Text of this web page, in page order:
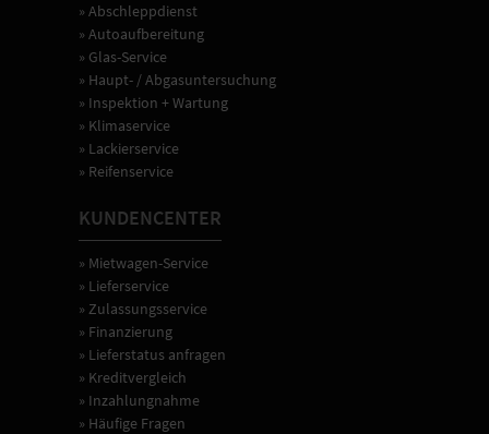
» Abschleppdienst
» Autoaufbereitung
» Glas-Service
» Haupt- / Abgasuntersuchung
» Inspektion + Wartung
» Klimaservice
» Lackierservice
» Reifenservice
KUNDENCENTER
» Mietwagen-Service
» Lieferservice
» Zulassungsservice
» Finanzierung
» Lieferstatus anfragen
» Kreditvergleich
» Inzahlungnahme
» Häufige Fragen